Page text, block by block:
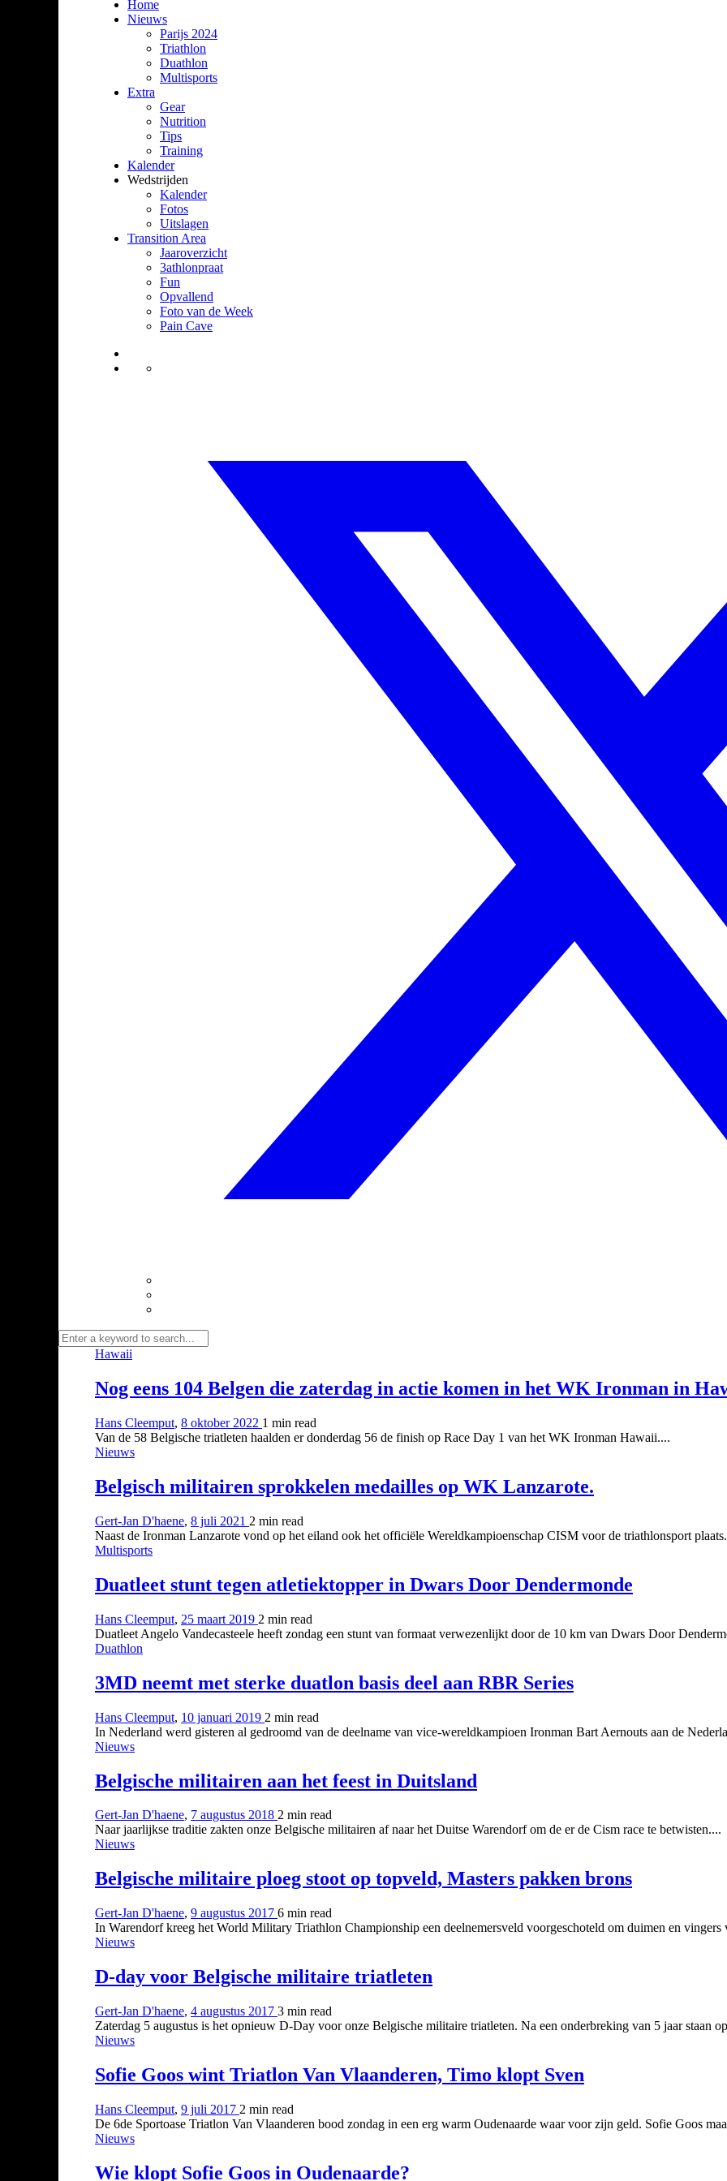
Home
Nieuws
Parijs 2024
Triathlon
Duathlon
Multisports
Extra
Gear
Nutrition
Tips
Training
Kalender
Wedstrijden
Kalender
Fotos
Uitslagen
Transition Area
Jaaroverzicht
3athlonpraat
Fun
Opvallend
Foto van de Week
Pain Cave
Hawaii
Nog eens 104 Belgen die zaterdag in actie komen in het WK Ironman in
Hans Cleemput, 8 oktober 2022 1 min read
Van de 58 Belgische triatleten haalden er donderdag 56 de finish op Race Day 1 van het WK Ironman Hawaii....
Nieuws
Belgisch militairen sprokkelen medailles op WK Lanzarote.
Gert-Jan D'haene, 8 juli 2021 2 min read
Naast de Ironman Lanzarote vond op het eiland ook het officiële Wereldkampioenschap CISM voor de triathlonsport
Multisports
Duatleet stunt tegen atletiektopper in Dwars Door Dendermonde
Hans Cleemput, 25 maart 2019 2 min read
Duatleet Angelo Vandecasteele heeft zondag een stunt van formaat verwezenlijkt door de 10 km van Dwars Door
Duathlon
3MD neemt met sterke duatlon basis deel aan RBR Series
Hans Cleemput, 10 januari 2019 2 min read
In Nederland werd gisteren al gedroomd van de deelname van vice-wereldkampioen Ironman Bart Aernouts aan de
Nieuws
Belgische militairen aan het feest in Duitsland
Gert-Jan D'haene, 7 augustus 2018 2 min read
Naar jaarlijkse traditie zakten onze Belgische militairen af naar het Duitse Warendorf om de er de Cism race te betwisten....
Nieuws
Belgische militaire ploeg stoot op topveld, Masters pakken brons
Gert-Jan D'haene, 9 augustus 2017 6 min read
In Warendorf kreeg het World Military Triathlon Championship een deelnemersveld voorgeschoteld om duimen en
Nieuws
D-day voor Belgische militaire triatleten
Gert-Jan D'haene, 4 augustus 2017 3 min read
Zaterdag 5 augustus is het opnieuw D-Day voor onze Belgische militaire triatleten. Na een onderbreking van 5 jaar staan
Nieuws
Sofie Goos wint Triatlon Van Vlaanderen, Timo klopt Sven
Hans Cleemput, 9 juli 2017 2 min read
De 6de Sportoase Triatlon Van Vlaanderen bood zondag in een erg warm Oudenaarde waar voor zijn geld. Sofie Goos
Nieuws
Wie klopt Sofie Goos in Oudenaarde?